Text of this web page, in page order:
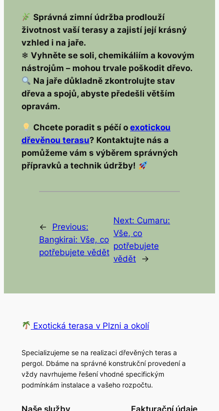
Správná zimní údržba prodlouží
životnost vaší terasy a zajistí její krásný
vzhled i na jaře.
❄ Vyhněte se soli, chemikáliím a kovovým
nástrojům – mohou trvale poškodit dřevo.
Na jaře důkladně zkontrolujte stav
dřeva a spojů, abyste předešli větším
opravám.
Chcete poradit s péčí o exotickou
dřevěnou terasu? Kontaktujte nás a
pomůžeme vám s výběrem správných
přípravků a technik údržby!
←
Previous:
Bangkirai: Vše, co
potřebujete vědět
Next: Cumaru:
Vše, co
potřebujete
vědět
→
Exotická terasa v Plzni a okolí
Specializujeme se na realizaci dřevěných teras a
pergol. Dbáme na správné konstrukční provedení a
vždy navrhujeme řešení vhodné specifickým
podmínkám instalace a vašeho rozpočtu.